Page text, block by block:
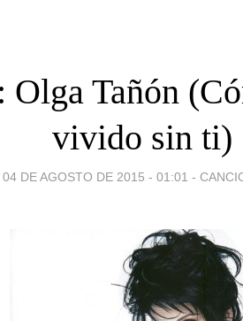
Olga Tañón
vivido sin ti)
04 DE AGOSTO DE 2015 - 01:01 -